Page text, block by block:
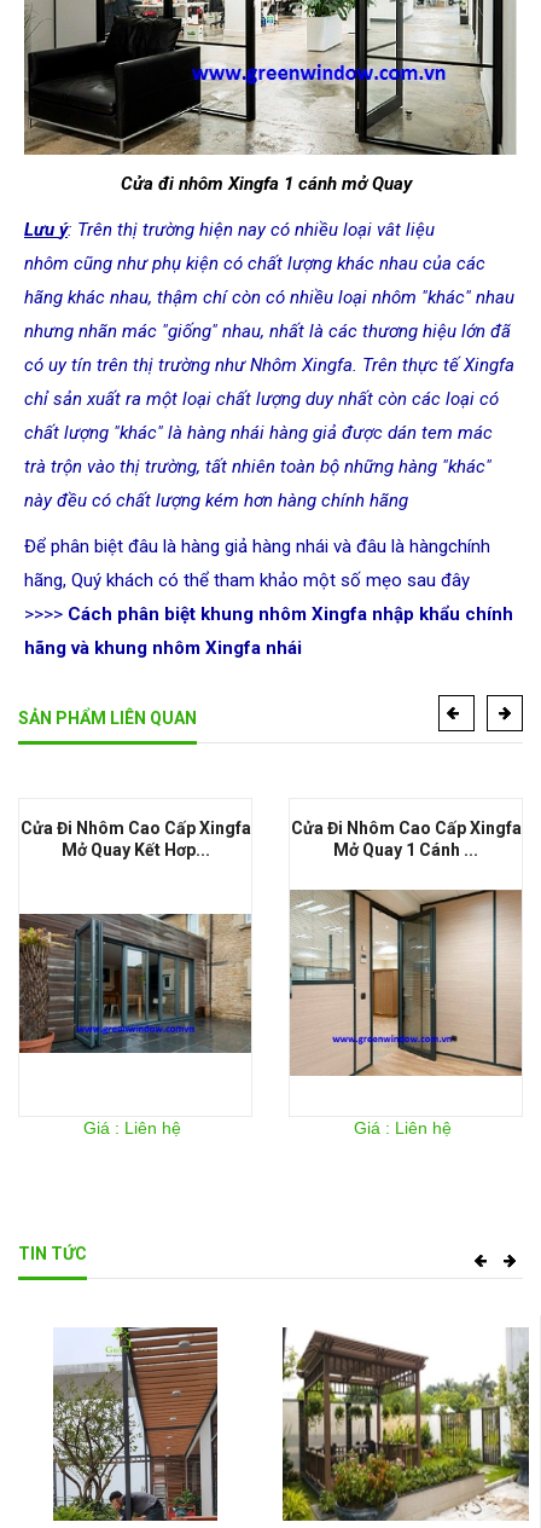
Cửa đi nhôm Xingfa 1 cánh mở Quay
Lưu ý: Trên thị trường hiện nay có nhiều loại vât liệu
nhôm cũng như phụ kiện có chất lượng khác nhau của các
hãng khác nhau, thậm chí còn có nhiều loại nhôm "khác" nhau
nhưng nhãn mác "giống" nhau, nhất là các thương hiệu lớn đã
có uy tín trên thị trường như Nhôm Xingfa. Trên thực tế Xingfa
chỉ sản xuất ra một loại chất lượng duy nhất còn các loại có
chất lượng "khác" là hàng nhái hàng giả được dán tem mác
trà trộn vào thị trường, tất nhiên toàn bộ những hàng "khác"
này đều có chất lượng kém hơn hàng chính hãng
Để phân biệt đâu là hàng giả hàng nhái và đâu là hàngchính
hãng, Quý khách có thể tham khảo một số mẹo sau đây
>>>> Cách phân biệt khung nhôm Xingfa nhập khẩu chính
hãng và khung nhôm Xingfa nhái
SẢN PHẨM LIÊN QUAN
Cửa Đi Nhôm Cao Cấp Xingfa
Mở Quay Kết Hơp...
Giá : Liên hệ
Cửa Đi Nhôm Cao Cấp Xingfa
Mở Quay 1 Cánh ...
Giá : Liên hệ
TIN TỨC